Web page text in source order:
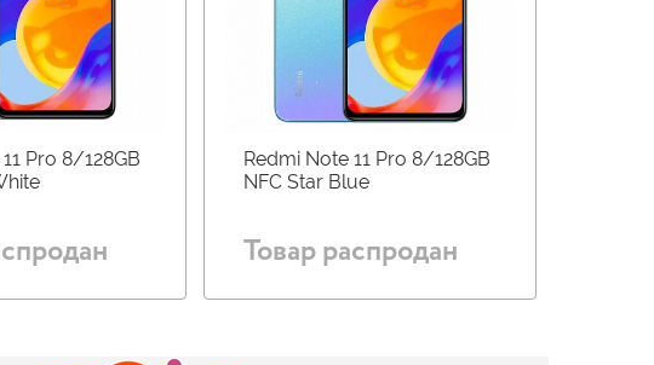
Pro 8/128GB
Redmi Note 11 Pro 8/128GB
NFC Star Blue
Товар распродан